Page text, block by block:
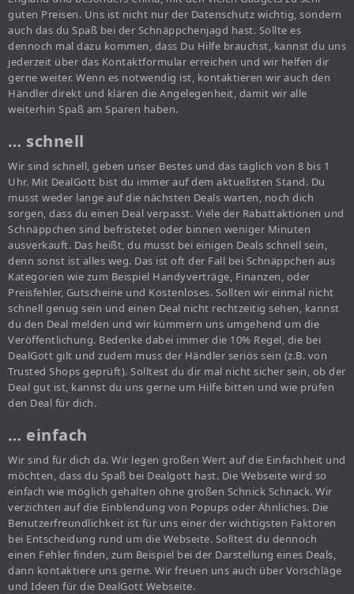
guten Preisen. Uns ist nicht nur der Datenschutz wichtig, sondern
auch das du Spaß bei der Schnäppchenjagd hast. Sollte es
dennoch mal dazu kommen, dass Du Hilfe brauchst, kannst du uns
jederzeit über das Kontaktformular erreichen und wir helfen dir
gerne weiter. Wenn es notwendig ist, kontaktieren wir auch den
Händler direkt und klären die Angelegenheit, damit wir alle
weiterhin Spaß am Sparen haben.
… schnell
Wir sind schnell, geben unser Bestes und das täglich von 8 bis 1
Uhr. Mit DealGott bist du immer auf dem aktuellsten Stand. Du
musst weder lange auf die nächsten Deals warten, noch dich
sorgen, dass du einen Deal verpasst. Viele der Rabattaktionen und
Schnäppchen sind befristetet oder binnen weniger Minuten
ausverkauft. Das heißt, du musst bei einigen Deals schnell sein,
denn sonst ist alles weg. Das ist oft der Fall bei Schnäppchen aus
Kategorien wie zum Beispiel Handyverträge, Finanzen, oder
Preisfehler, Gutscheine und Kostenloses. Sollten wir einmal nicht
schnell genug sein und einen Deal nicht rechtzeitig sehen, kannst
du den Deal melden und wir kümmern uns umgehend um die
Veröffentlichung. Bedenke dabei immer die 10% Regel, die bei
DealGott gilt und zudem muss der Händler seriös sein (z.B. von
Trusted Shops geprüft). Solltest du dir mal nicht sicher sein, ob der
Deal gut ist, kannst du uns gerne um Hilfe bitten und wie prüfen
den Deal für dich.
… einfach
Wir sind für dich da. Wir legen großen Wert auf die Einfachheit und
möchten, dass du Spaß bei Dealgott hast. Die Webseite wird so
einfach wie möglich gehalten ohne großen Schnick Schnack. Wir
verzichten auf die Einblendung von Popups oder Ähnliches. Die
Benutzerfreundlichkeit ist für uns einer der wichtigsten Faktoren
bei Entscheidung rund um die Webseite. Solltest du dennoch
einen Fehler finden, zum Beispiel bei der Darstellung eines Deals,
dann kontaktiere uns gerne. Wir freuen uns auch über Vorschläge
und Ideen für die DealGott Webseite.